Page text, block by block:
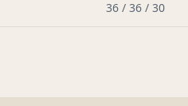
36 / 36 / 30